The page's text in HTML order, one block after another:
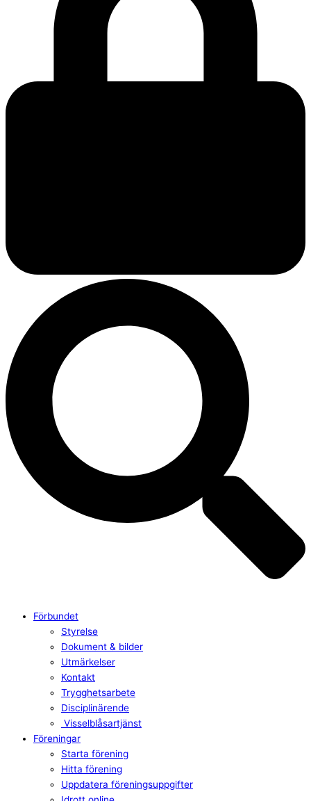
Förbundet
Styrelse
Dokument & bilder
Utmärkelser
Kontakt
Trygghetsarbete
Disciplinärende
Visselblåsartjänst
Föreningar
Starta förening
Hitta förening
Uppdatera föreningsuppgifter